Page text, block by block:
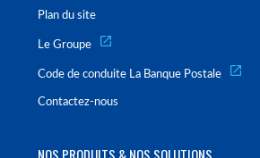
Plan du site
Le Groupe
Code de conduite La Banque Postale
Contactez-nous